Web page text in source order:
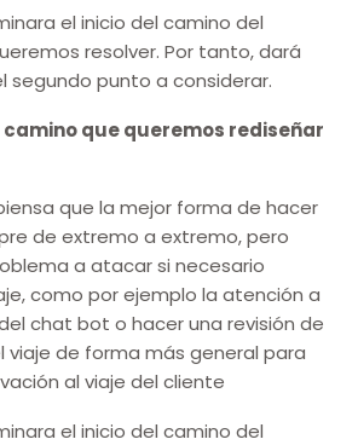
el inicio del camino del
resolver. Por tanto, dará
segundo punto a considerar.
que queremos rediseñar
que la mejor forma de hacer
de extremo a extremo, pero
a atacar si necesario
como por ejemplo la atención a
chat bot o hacer una revisión de
de forma más general para
al viaje del cliente
el inicio del camino del